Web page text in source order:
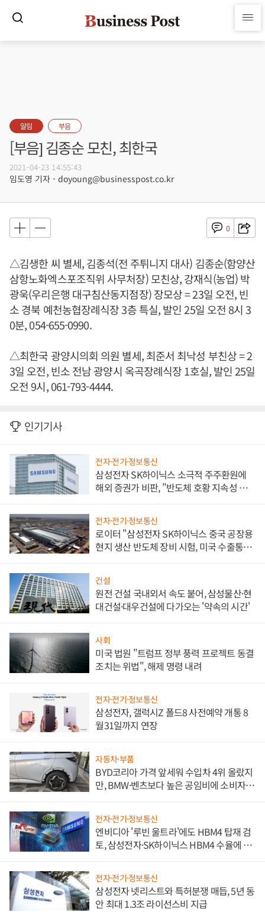
알림 부음
[부음] 김종순 모친, 최한국
2021-04-23 14:55:43
임도영 기자 - doyoung@businesspost.co.kr
0
△김생한 씨 별세, 김종석(전 주튀니지 대사) 김종순(함양산
삼항노화엑스포조직위 사무처장) 모친상, 강재식(농업) 박
광욱(우리은행 대구침산동지점장) 장모상 = 23일 오전, 빈
소 경북 예천농협장례식장 3층 특실, 발인 25일 오전 8시 3
0분, 054-655-0990.
△최한국 광양시의회 의원 별세, 최준서 최낙성 부친상 = 2
3일 오전, 빈소 전남 광양시 옥곡장례식장 1호실, 발인 25일
오전 9시, 061-793-4444.
인기기사
전자·전기·정보통신
삼성전자 SK하이닉스 소극적 주주환원에
해외 증권가 비판, "반도체 호황 지속성 의
전자·전기·정보통신
로이터 "삼성전자 SK하이닉스 중국 공장용
현지 생산 반도체 장비 시험, 미국 수출통제
건설
원전 건설 국내외서 속도 붙어, 삼성물산·현
대건설·대우건설에 다가오는 '약속의 시간'
사회
미국 법원 "트럼프 정부 풍력 프로젝트 동결
조치는 위법", 해제 명령 내려
전자·전기·정보통신
삼성전자, 갤럭시Z 폴드8 사전예약 개통 8
월31일까지 연장
자동차·부품
BYD코리아 가격 앞세워 수입차 4위 올랐지
만, BMW·벤츠보다 높은 공임비에 소비자
전자·전기·정보통신
엔비디아 '루빈 울트라'에도 HBM4 탑재 검
토, 삼성전자·SK하이닉스 HBM4 수율에 주
전자·전기·정보통신
삼성전자 넷리스트와 특허분쟁 매듭, 5년 동
안 최대 1.3조 라이선스비 지급